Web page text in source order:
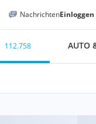
NachrichtenEinloggen
112.758 AUTO